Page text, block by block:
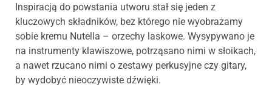
Inspiracją do powstania utworu stał się jeden z
kluczowych składników, bez którego nie wyobrażamy
sobie kremu Nutella – orzechy laskowe. Wysypywano je
na instrumenty klawiszowe, potrząsano nimi w słoikach,
a nawet rzucano nimi o zestawy perkusyjne czy gitary,
by wydobyć nieoczywiste dźwięki.